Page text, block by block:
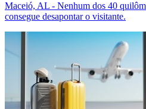
Maceió, AL - Nenhum dos 40
consegue desapontar o visitante.